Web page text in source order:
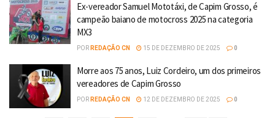
Ex-vereador Samuel Mototáxi, de Capim Grosso, é
campeão baiano de motocross 2025 na categoria
MX3
POR REDAÇÃO CN 15 DE DEZEMBRO DE 2025 0
Morre aos 75 anos, Luiz Cordeiro, um dos primeiros
vereadores de Capim Grosso
POR REDAÇÃO CN 12 DE DEZEMBRO DE 2025 0